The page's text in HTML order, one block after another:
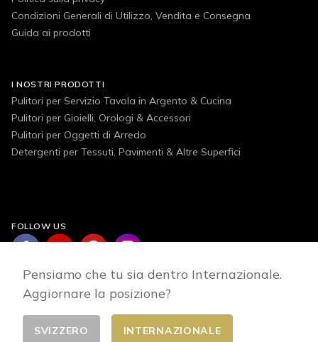
Condizioni Generali di Utilizzo, Vendita e Consegna
Guida ai prodotti
I NOSTRI PRODOTTI
Pulitori per Servizio Tavola in Argento & Cucina
Pulitori per Gioielli, Orologi & Accessori
Pulitori per Oggetti di Arredo
Detergenti per Tessuti, Pavimenti & Altre Superfici
FOLLOW US
Cambia Paese
Pensiamo che tu sia dentro Internazionale.
Aggiornare la posizione?
SVIZZERO INTERNAZIONALE